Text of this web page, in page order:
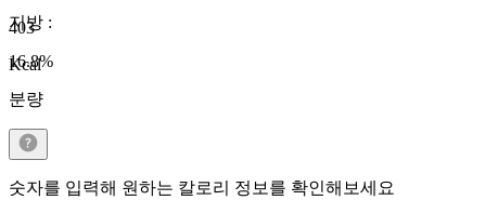
403
Kcal
지방 :
16.8%
분량
숫자를 입력해 원하는 칼로리 정보를 확인해보세요